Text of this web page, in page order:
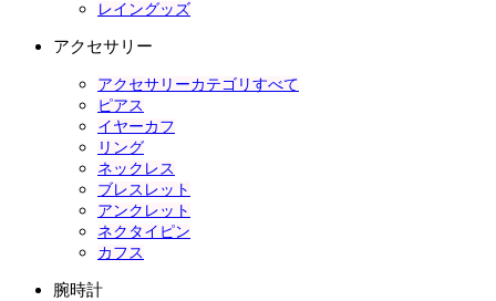
レイングッズ
アクセサリー
アクセサリーカテゴリすべて
ピアス
イヤーカフ
リング
ネックレス
ブレスレット
アンクレット
ネクタイピン
カフス
腕時計